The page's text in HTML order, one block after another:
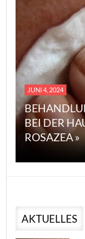
JUNI 4, 2024
BEI DER
ROSAZEA »
AKTUELLES